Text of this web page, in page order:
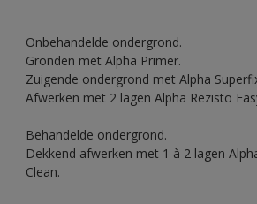
Onbehandelde ondergrond.
Gronden met Alpha Primer.
Zuigende ondergrond met Alpha
Afwerken met 2 lagen Alpha Rezisto
Behandelde ondergrond.
Dekkend afwerken met 1 à 2 lagen
Clean.